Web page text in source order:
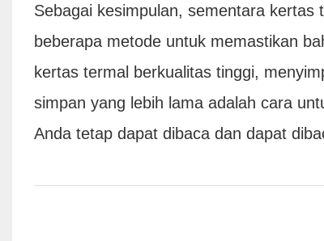
Sebagai kesimpulan, sementara
beberapa metode untuk memastikan
kertas termal berkualitas tinggi,
simpan yang lebih lama adalah cara
Anda tetap dapat dibaca dan dapat